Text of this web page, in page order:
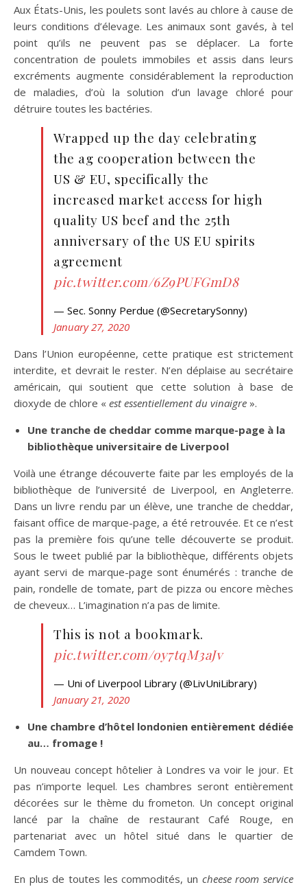
Aux États-Unis, les poulets sont lavés au chlore à cause de
leurs conditions d’élevage. Les animaux sont gavés, à tel
point qu’ils ne peuvent pas se déplacer. La forte
concentration de poulets immobiles et assis dans leurs
excréments augmente considérablement la reproduction
de maladies, d’où la solution d’un lavage chloré pour
détruire toutes les bactéries.
Wrapped up the day celebrating
the ag cooperation between the
US & EU, specifically the
increased market access for high
quality US beef and the 25th
anniversary of the US EU spirits
agreement
pic.twitter.com/6Z9PUFGmD8
— Sec. Sonny Perdue (@SecretarySonny)
January 27, 2020
Dans l’Union européenne, cette pratique est strictement
interdite, et devrait le rester. N’en déplaise au secrétaire
américain, qui soutient que cette solution à base de
dioxyde de chlore « est essentiellement du vinaigre ».
Une tranche de cheddar comme marque-page à la
bibliothèque universitaire de Liverpool
Voilà une étrange découverte faite par les employés de la
bibliothèque de l’université de Liverpool, en Angleterre.
Dans un livre rendu par un élève, une tranche de cheddar,
faisant office de marque-page, a été retrouvée. Et ce n’est
pas la première fois qu’une telle découverte se produit.
Sous le tweet publié par la bibliothèque, différents objets
ayant servi de marque-page sont énumérés : tranche de
pain, rondelle de tomate, part de pizza ou encore mèches
de cheveux… L’imagination n’a pas de limite.
This is not a bookmark.
pic.twitter.com/oy7tqM3aJv
— Uni of Liverpool Library (@LivUniLibrary)
January 21, 2020
Une chambre d’hôtel londonien entièrement dédiée
au… fromage !
Un nouveau concept hôtelier à Londres va voir le jour. Et
pas n’importe lequel. Les chambres seront entièrement
décorées sur le thème du frometon. Un concept original
lancé par la chaîne de restaurant Café Rouge, en
partenariat avec un hôtel situé dans le quartier de
Camdem Town.
En plus de toutes les commodités, un cheese room service